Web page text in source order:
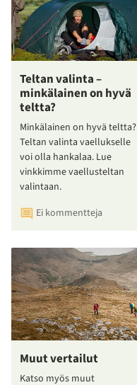
Teltan valinta –
minkälainen on hyvä
teltta?
Minkälainen on hyvä teltta?
Teltan valinta vaellukselle
voi olla hankalaa. Lue
vinkkimme vaellusteltan
valintaan.
Ei kommentteja
Muut vertailut
Katso myös muut